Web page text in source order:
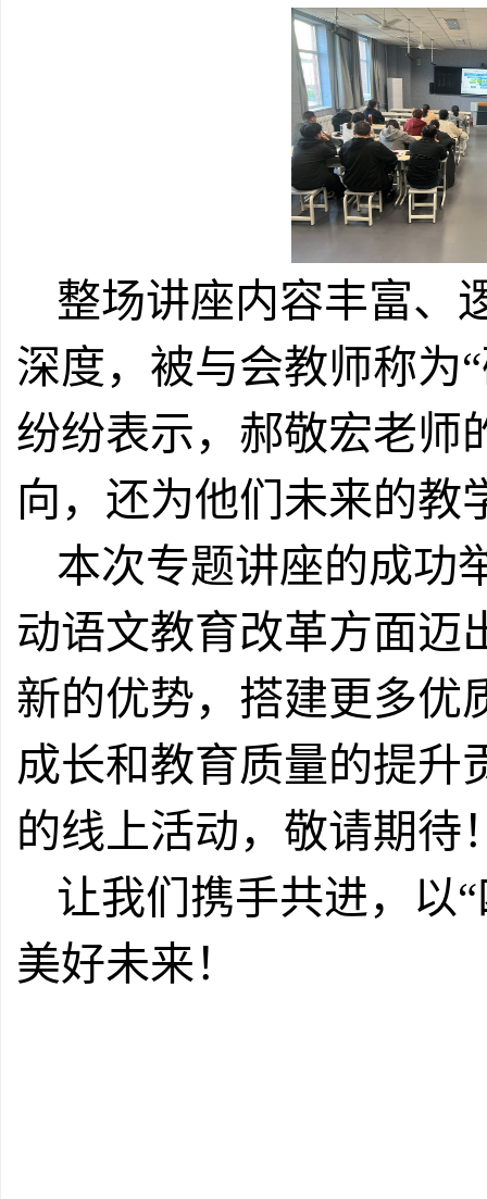
整场讲座内容丰富、
深度，被与会教师称为
纷纷表示，郝敬宏老师
向，还为他们未来的教
本次专题讲座的成功
动语文教育改革方面迈
新的优势，搭建更多优
成长和教育质量的提升
的线上活动，敬请期待
让我们携手共进，以
美好未来！